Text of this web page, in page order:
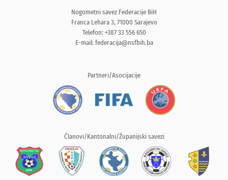
Nogometni savez Federacije BiH
Franca Lehara 3, 71000 Sarajevo
Telefon: +387 33 556 650
E-mail: federacija@nsfbih.ba
Partneri/Asocijacije
Članovi/Kantonalni/Županijski savezi